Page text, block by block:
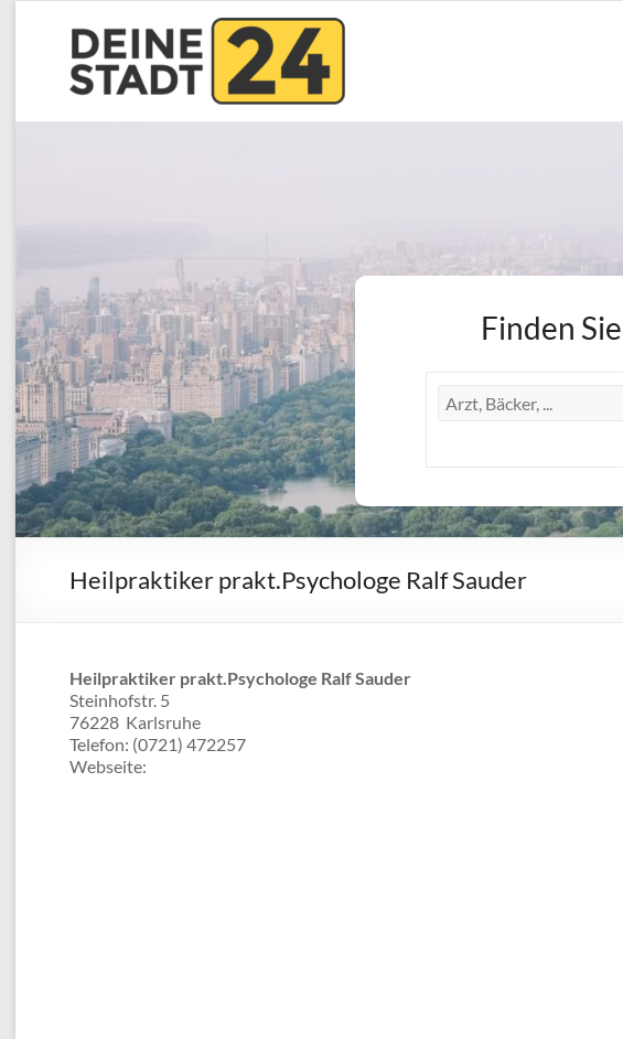
Heilpraktiker prakt.Psychologe Ralf Sauder
Finden
Heilpraktiker prakt.Psychologe Ralf Sauder
Steinhofstr. 5
76228 Karlsruhe
Telefon: (0721) 472257
Webseite: